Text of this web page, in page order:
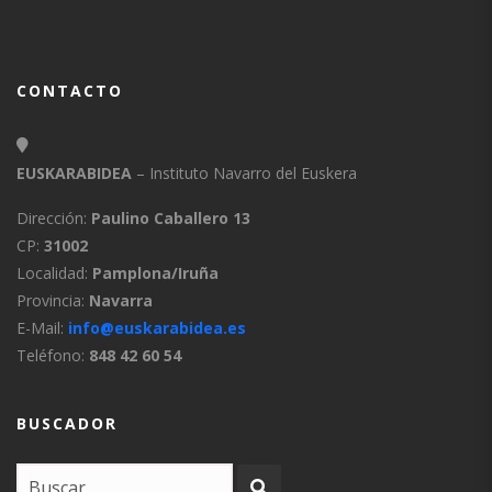
CONTACTO
EUSKARABIDEA – Instituto Navarro del Euskera
Dirección: Paulino Caballero 13
CP: 31002
Localidad: Pamplona/Iruña
Provincia: Navarra
E-Mail: info@euskarabidea.es
Teléfono: 848 42 60 54
BUSCADOR